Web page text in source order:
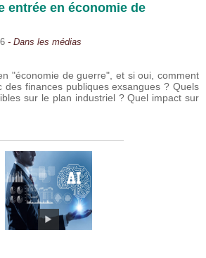
entrée en économie de
- Dans les médias
"économie de guerre", et si oui, comment
des finances publiques exsangues ? Quels
sur le plan industriel ? Quel impact sur